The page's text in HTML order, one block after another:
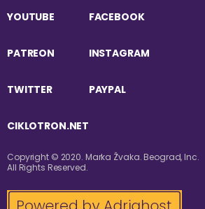
YOUTUBE FACEBOOK
PATREON INSTAGRAM
TWITTER PAYPAL
CIKLOTRON.NET
Copyright © 2020. Marka Žvaka. Beograd, Inc.
All Rights Reserved.